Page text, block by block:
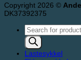
Copyright 2026 ©
DK37392375
Products
search
Lastesykkel